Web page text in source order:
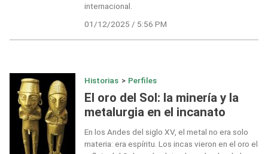
internacional.
01/12/2025 / 5:56 PM
Historias > Perfiles
El oro del Sol: la minería y la
metalurgia en el incanato
En los Andes del siglo XV, el metal no era solo
materia: era espíritu. Los incas vieron en el oro el